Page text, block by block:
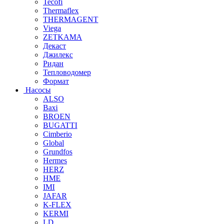
Thermaflex
THERMAGENT
Viega
ZETKAMA
Декаст
Джилекс
Ридан
Тепловодомер
Формат
Насосы
ALSO
Baxi
BROEN
BUGATTI
Cimberio
Global
Grundfos
Hermes
HERZ
HME
IMI
JAFAR
K-FLEX
KERMI
LD